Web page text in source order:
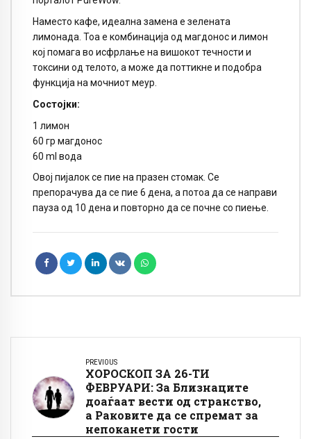
Наместо кафе, идеална замена е зелената
лимонада. Тоа е комбинација од магдонос и лимон
кој помага во исфрлање на вишокот течности и
токсини од телото, а може да поттикне и подобра
функција на мочниот меур.
Состојки:
1 лимон
60 гр магдонос
60 ml вода
Овој пијалок се пие на празен стомак. Се
препорачува да се пие 6 дена, а потоа да се направи
пауза од 10 дена и повторно да се почне со пиење.
PREVIOUS
ХОРОСКОП ЗА 26-ТИ
ФЕВРУАРИ: За Близнаците
доаѓаат вести од странство,
а Раковите да се спремат за
непоканети гости